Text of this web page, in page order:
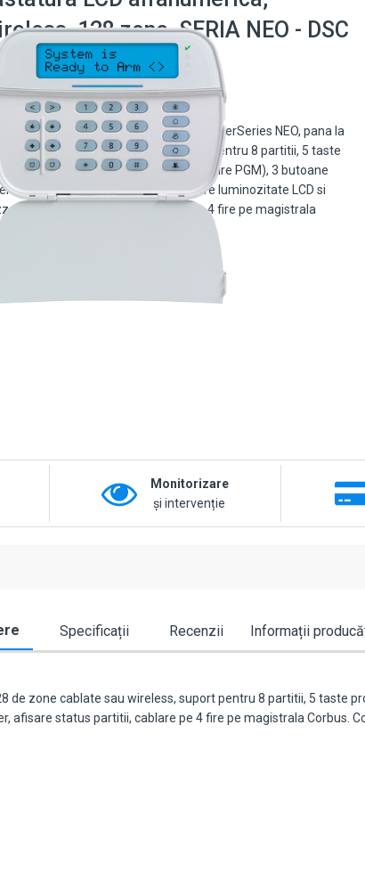
128 zone, SERIA NEO - DSC
LCD alfanumerica, wireless - PowerSeries NEO, pana la
de zone cablate sau wireless, suport pentru 8 partitii, 5 taste
1 zona pe tastatura (sau iesire PGM), 3 butoane
(foc, medicala si panica), ajustare luminozitate LCD si
afisare status partitii, cablare pe 4 fire pe magistrala
Compatibila cu seria NEO. […]
Monitorizare
și intervenție
Specificații Recenzii Informații
de zone cablate sau wireless, suport pentru 8 partitii, 5 taste
status partitii, cablare pe 4 fire pe magistrala Corbus.